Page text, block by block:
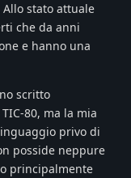
stato attuale
che da anni
e hanno una
scritto
80, ma la mia
privo di
posside neppure
principalmente